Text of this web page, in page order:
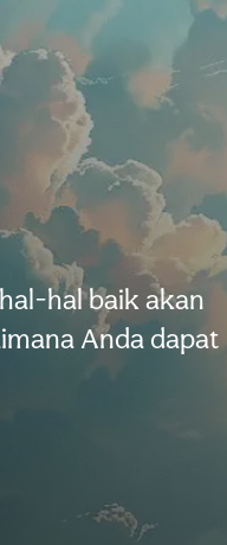
hal baik akan
Anda dapat